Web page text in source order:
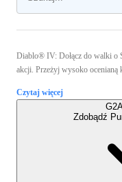
Diablo® IV: Dołącz do walki o
akcji. Przeżyj wysoko ocenianą
Czytaj więcej
Zdobądź